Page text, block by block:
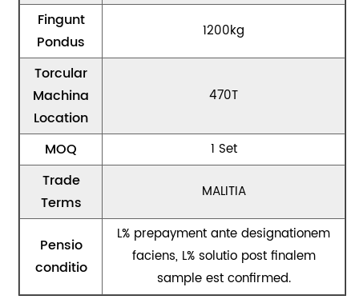
Fingunt
Pondus
1200kg
Torcular
Machina
Location
470T
MOQ 1 Set
Trade
Terms
MALITIA
Pensio
conditio
L% prepayment ante designationem
faciens, L% solutio post finalem
sample est confirmed.